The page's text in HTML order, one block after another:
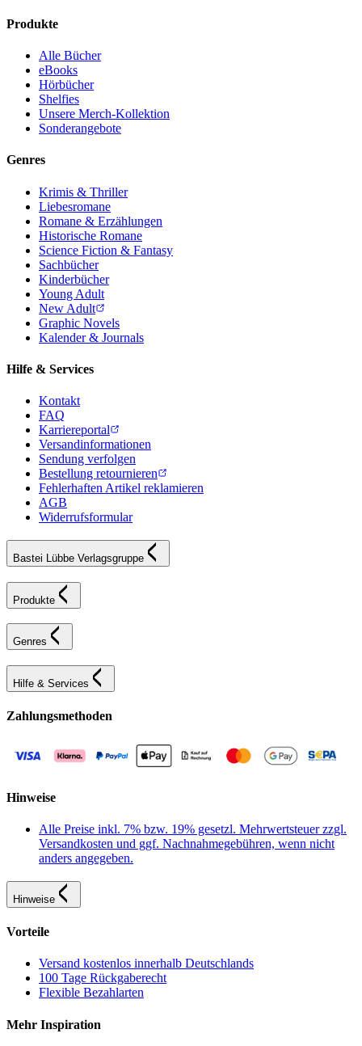
Produkte
Alle Bücher
eBooks
Hörbücher
Shelfies
Unsere Merch-Kollektion
Sonderangebote
Genres
Krimis & Thriller
Liebesromane
Romane & Erzählungen
Historische Romane
Science Fiction & Fantasy
Sachbücher
Kinderbücher
Young Adult
New Adult
Graphic Novels
Kalender & Journals
Hilfe & Services
Kontakt
FAQ
Karriereportal
Versandinformationen
Sendung verfolgen
Bestellung retournieren
Fehlerhaften Artikel reklamieren
AGB
Widerrufsformular
Bastei Lübbe Verlagsgruppe
Produkte
Genres
Hilfe & Services
Zahlungsmethoden
Hinweise
Alle Preise inkl. 7% bzw. 19% gesetzl. Mehrwertsteuer zzgl.
Versandkosten und ggf. Nachnahmegebühren, wenn nicht
anders angegeben.
Hinweise
Vorteile
Versand kostenlos innerhalb Deutschlands
100 Tage Rückgaberecht
Flexible Bezahlarten
Mehr Inspiration